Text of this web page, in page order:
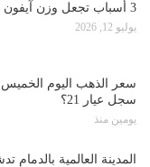
3 أسباب تجعل وزن آيفون 18 برو ماكس ميزة لا عيبًا
يوليو 12, 2026
سعر الذهب اليوم
سجل عيار 21؟
يومين منذ